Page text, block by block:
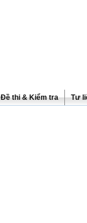
Đề thi & Kiểm tra Tư